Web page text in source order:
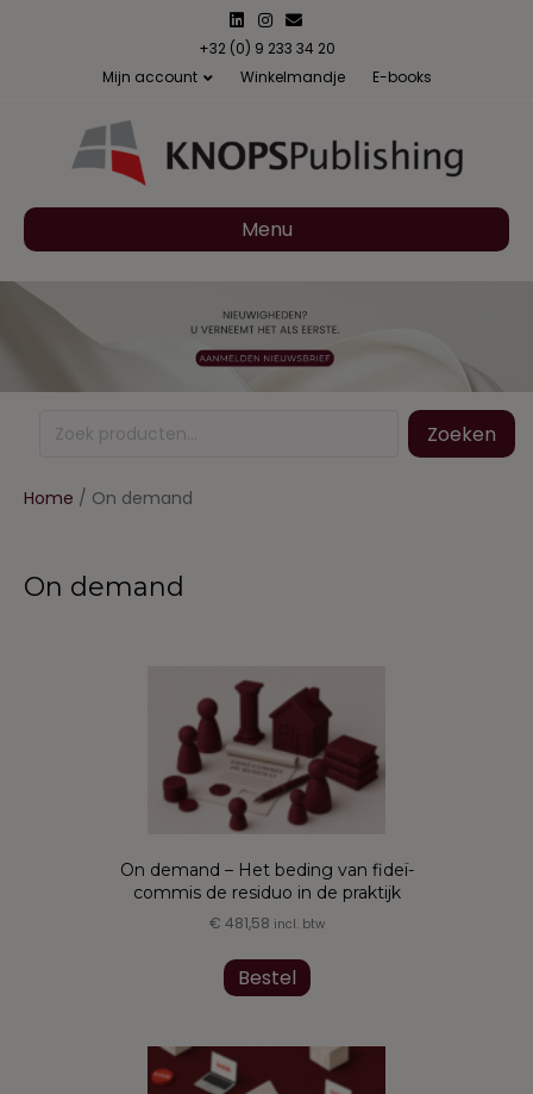
LinkedinInstagram
Email
+32 (0) 9 233 34 20
Mijn account
Winkelmandje E-books
Menu
Zoeken
naar:
Zoeken
Home / On demand
On demand
On demand – Het beding van fideï-
commis de residuo in de praktijk
€ 481,58 incl. btw
Bestel